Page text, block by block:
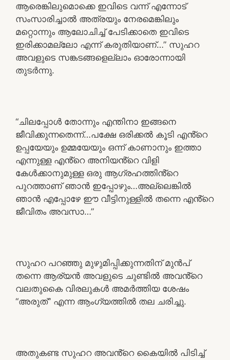
ആരെങ്കിലുമൊക്കെ ഇവിടെ വന്ന് എന്നോട്
സംസാരിച്ചാൽ അത്രയും നേരമെങ്കിലും
മറ്റൊന്നും ആലോചിച്ച് പേടിക്കാതെ ഇവിടെ
ഇരിക്കാമല്ലോ എന്ന് കരുതിയാണ്…” സുഹറ
അവളുടെ സങ്കടങ്ങളെല്ലാം ഓരോന്നായി
തുടർന്നു.
“ചിലപ്പോൾ തോന്നും എന്തിനാ ഇങ്ങനെ
ജീവിക്കുന്നതെന്ന്…പക്ഷേ ഒരിക്കൽ കൂടി എൻ്റെ
ഉപ്പയേയും ഉമ്മയേയും ഒന്ന് കാണാനും ഇത്താ
എന്നുള്ള എൻ്റെ അനിയൻ്റെ വിളി
കേൾക്കാനുമുള്ള ഒരു ആഗ്രഹത്തിൻ്റെ
പുറത്താണ് ഞാൻ ഇപ്പോഴും…അല്ലെങ്കിൽ
ഞാൻ എപ്പോഴേ ഈ വീട്ടിനുള്ളിൽ തന്നെ എൻ്റെ
ജീവിതം അവസാ…”
സുഹറ പറഞ്ഞു മുഴുമിപ്പിക്കുന്നതിന് മുൻപ്
തന്നെ ആര്യൻ അവളുടെ ചുണ്ടിൽ അവൻ്റെ
വലതുകൈ വിരലുകൾ അമർത്തിയ ശേഷം
“അരുത്” എന്ന ആംഗ്യത്തിൽ തല ചരിച്ചു.
അതുകണ്ട സുഹറ അവൻ്റെ കൈയിൽ പിടിച്ച്